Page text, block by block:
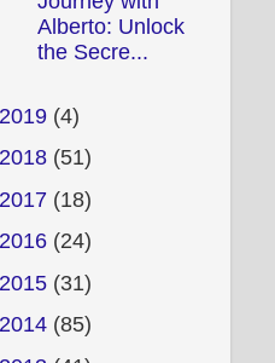
Alberto: Unlock
the Secre...
2019 (4)
2018 (51)
2017 (18)
2016 (24)
2015 (31)
2014 (85)